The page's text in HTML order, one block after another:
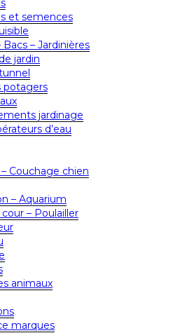
et semences
Bacs – Jardinières
jardin
potagers
jardinage
d’eau
Couchage chien
– Aquarium
cour – Poulailler
animaux
marques